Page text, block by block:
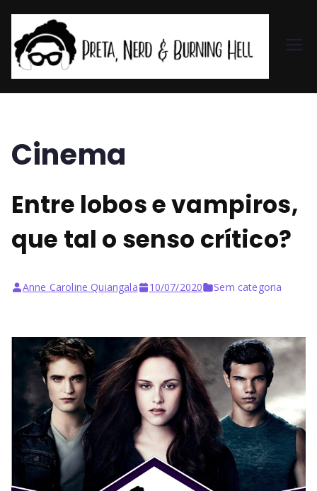
et
er
d
&
rni
ng
He
ll
Cinema
Entre lobos e vampiros,
que tal o senso crítico?
Anne Caroline Quiangala 10/07/2020 Sem categoria